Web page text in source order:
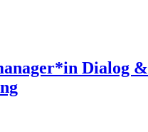
Dialog &